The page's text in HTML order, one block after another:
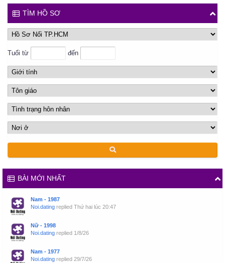
TÌM HỒ SƠ
Tuổi từ đến
BÀI MỚI NHẤT
Nam - 1987
Noi.dating replied Thứ hai lúc 20:47
Nữ - 1998
Noi.dating replied 1/8/26
Nam - 1977
Noi.dating replied 29/7/26